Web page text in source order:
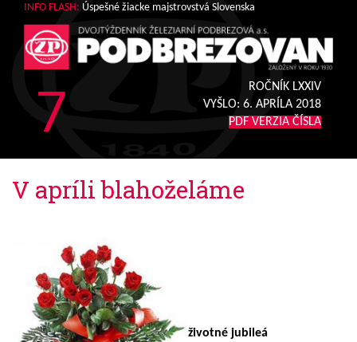
INFO FLASH: Úspešné žiacke majstrovstvá Slovenska
7
ROČNÍK LXXIV
VYŠLO: 6. APRÍLA 2018
PDF VERZIA ČÍSLA
V apríli blahoželáme
životné jubileá